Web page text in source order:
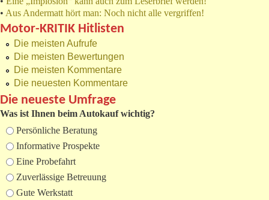
• Aus Andermatt hört man: Noch nicht alle vergriffen!
Motor-KRITIK Hitlisten
Die meisten Aufrufe
Die meisten Bewertungen
Die meisten Kommentare
Die neuesten Kommentare
Die neueste Umfrage
Was ist Ihnen beim Autokauf wichtig?
Auswahlmöglichkeiten
Persönliche Beratung
Informative Prospekte
Eine Probefahrt
Zuverlässige Betreuung
Gute Werkstatt